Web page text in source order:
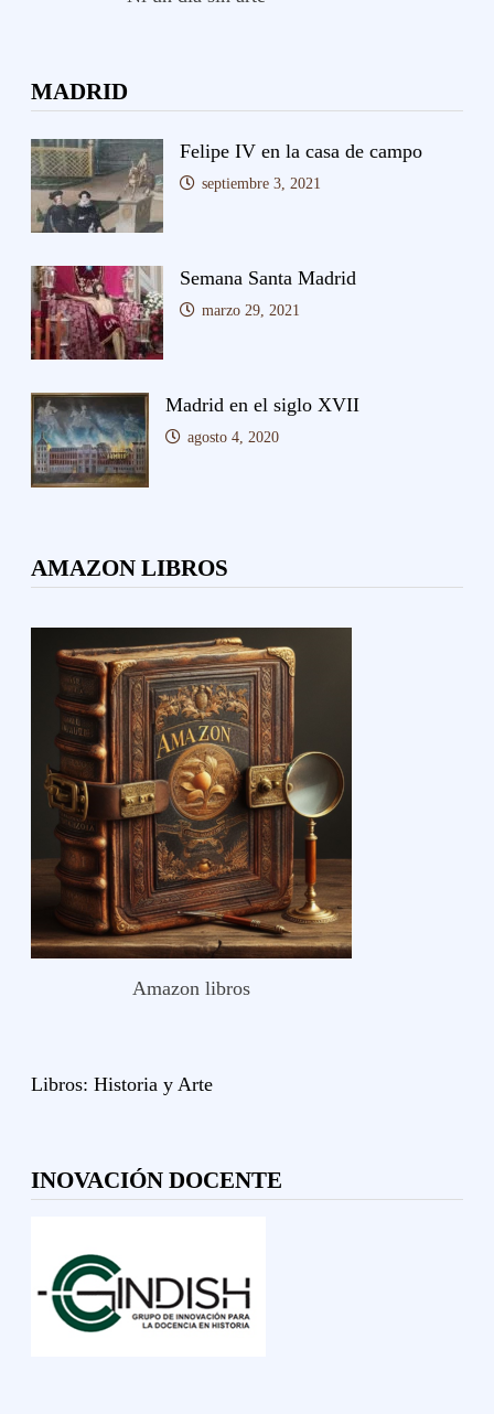
MADRID
Felipe IV en la casa de campo
septiembre 3, 2021
Semana Santa Madrid
marzo 29, 2021
Madrid en el siglo XVII
agosto 4, 2020
AMAZON LIBROS
Amazon libros
Libros: Historia y Arte
INOVACIÓN DOCENTE